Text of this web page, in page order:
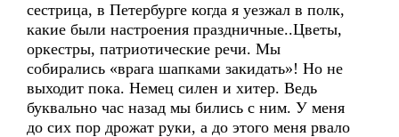
сестрица, в Петербурге когда я уезжал в полк,
какие были настроения праздничные..Цветы,
оркестры, патриотические речи. Мы
собирались «врага шапками закидать»! Но не
выходит пока. Немец силен и хитер. Ведь
буквально час назад мы бились с ним. У меня
до сих пор дрожат руки, а до этого меня рвало